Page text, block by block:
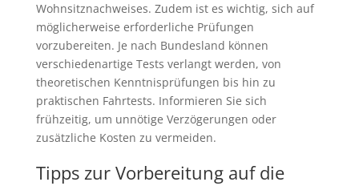
Wohnsitznachweises. Zudem ist es wichtig, sich auf
möglicherweise erforderliche Prüfungen
vorzubereiten. Je nach Bundesland können
verschiedenartige Tests verlangt werden, von
theoretischen Kenntnisprüfungen bis hin zu
praktischen Fahrtests. Informieren Sie sich
frühzeitig, um unnötige Verzögerungen oder
zusätzliche Kosten zu vermeiden.
Tipps zur Vorbereitung auf die